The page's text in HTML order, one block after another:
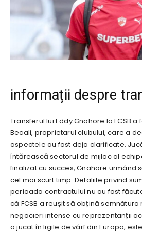
informații despre
Transferul lui Eddy Gnahore la FCSB
Becali, proprietarul clubului, care a
aspectele au fost deja clarificate.
întărească sectorul de mijloc al
finalizat cu succes, Gnahore urmând
cel mai scurt timp. Detaliile privind
perioada contractului nu au fost
că FCSB a reușit să obțină
negocieri intense cu reprezentanții
a jucat în ligile de vârf din Europa,